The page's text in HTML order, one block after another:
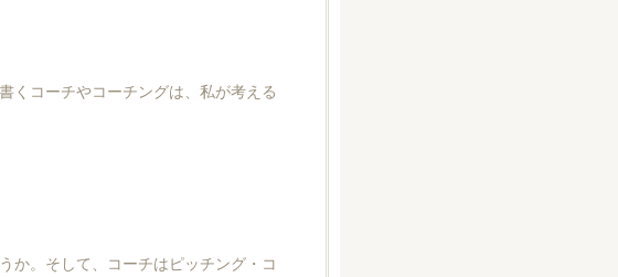
くコーチやコーチングは、私が考える
か。そして、コーチはピッチング・コ